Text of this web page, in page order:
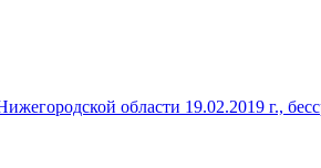
области 19.02.2019 г.,